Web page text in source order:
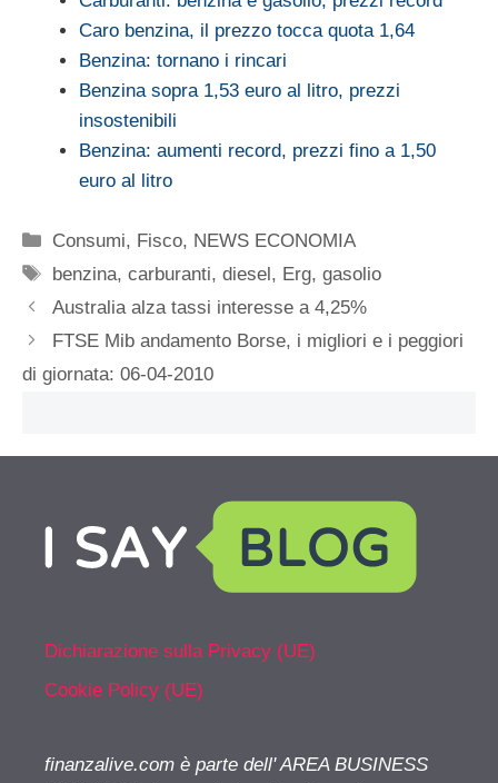
Caro benzina, il prezzo tocca quota 1,64
Benzina: tornano i rincari
Benzina sopra 1,53 euro al litro, prezzi
insostenibili
Benzina: aumenti record, prezzi fino a 1,50
euro al litro
Categorie
Consumi, Fisco, NEWS ECONOMIA
Tag
benzina,carburanti,diesel, Erg,gasolio
Australia alza tassi interesse a 4,25%
FTSE Mib andamento Borse, i migliori e i peggiori
di giornata: 06-04-2010
Dichiarazione sulla Privacy (UE)
Cookie Policy (UE)
finanzalive.com è parte dell' AREA BUSINESS